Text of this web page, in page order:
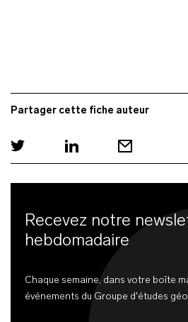
Partager cette fiche auteur
Recevez notre
hebdomadaire
Chaque semaine, dans votre boîte
événements du Groupe d'études